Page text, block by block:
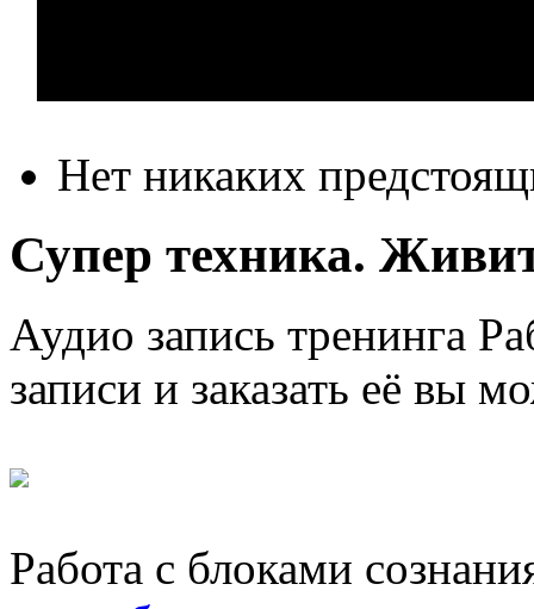
Нет никаких
Супер техника.
Аудио запись тренинга
записи и заказать её вы
Работа с блоками